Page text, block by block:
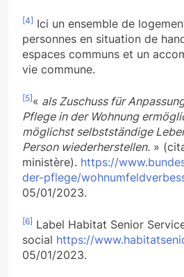
[4] Ici un ensemble de
personnes en situation de
espaces communs et un
vie commune.
[5] « als Zuschuss für
Pflege in der Wohnung
möglichst selbstständige
Person wiederherstellen. »
ministère). https://
der-pflege/
05/01/2023.
[6] Label Habitat Senior
social https://
05/01/2023.